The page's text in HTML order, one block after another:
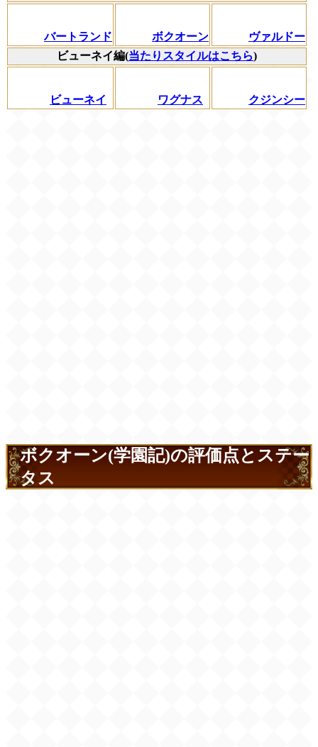
バートランド ボクオーン
ヴァルドー
ビューネイ編(当たりスタイルはこちら)
ビューネイ ワグナス クジンシー
ボクオーン(学園記)の評価点とステー
タス